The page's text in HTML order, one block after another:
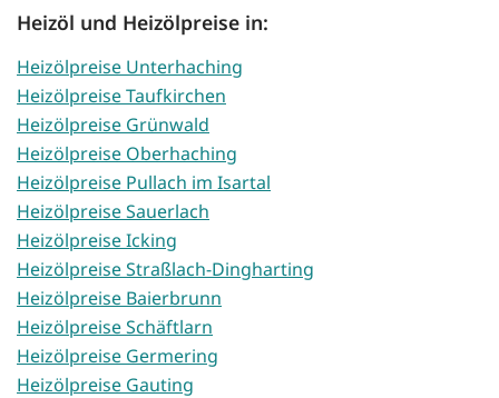
Heizöl und Heizölpreise in:
Heizölpreise Unterhaching
Heizölpreise Taufkirchen
Heizölpreise Grünwald
Heizölpreise Oberhaching
Heizölpreise Pullach im Isartal
Heizölpreise Sauerlach
Heizölpreise Icking
Heizölpreise Straßlach-Dingharting
Heizölpreise Baierbrunn
Heizölpreise Schäftlarn
Heizölpreise Germering
Heizölpreise Gauting